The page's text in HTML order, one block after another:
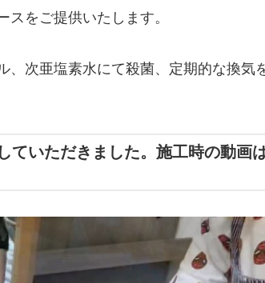
をご提供いたします。
、次亜塩素水にて殺菌、定期的な換気
ていただきました。施工時の動画